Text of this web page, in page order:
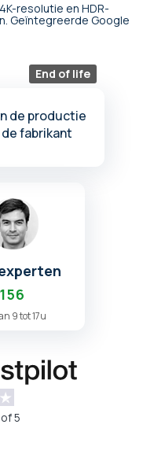
resolutie en HDR-
Geïntegreerde Google
End of life
de productie
fabrikant
56
9 tot 17u
5